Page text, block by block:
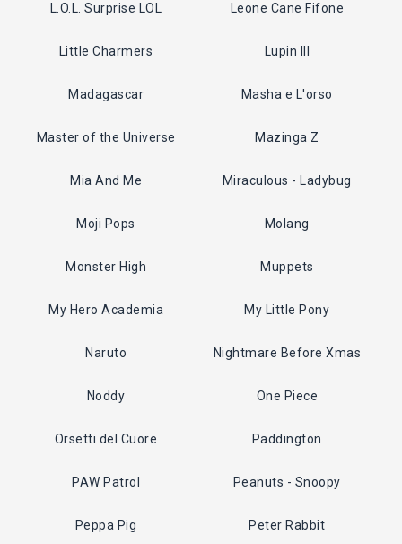
L.O.L. Surprise LOL Leone Cane Fifone
Little Charmers Lupin III
Madagascar Masha e L'orso
Master of the Universe Mazinga Z
Mia And Me Miraculous - Ladybug
Moji Pops Molang
Monster High Muppets
My Hero Academia My Little Pony
Naruto Nightmare Before Xmas
Noddy One Piece
Orsetti del Cuore Paddington
PAW Patrol Peanuts - Snoopy
Peppa Pig Peter Rabbit